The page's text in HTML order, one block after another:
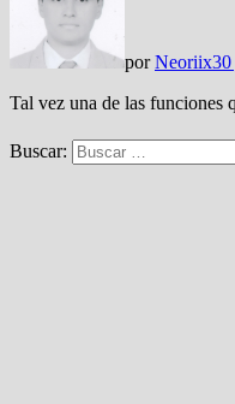
porNeoriix30
Tal vez una de las funciones
Buscar: